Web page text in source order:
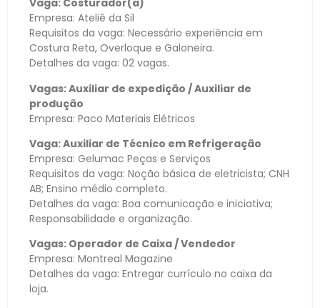
Vaga: Costurador(a)
Empresa: Ateliê da Sil
Requisitos da vaga: Necessário experiência em
Costura Reta, Overloque e Galoneira.
Detalhes da vaga: 02 vagas.
Vagas: Auxiliar de expedição / Auxiliar de
produção
Empresa: Paco Materiais Elétricos
Vaga: Auxiliar de Técnico em Refrigeração
Empresa: Gelumac Peças e Serviços
Requisitos da vaga: Noção básica de eletricista; CNH
AB; Ensino médio completo.
Detalhes da vaga: Boa comunicação e iniciativa;
Responsabilidade e organização.
Vagas: Operador de Caixa / Vendedor
Empresa: Montreal Magazine
Detalhes da vaga: Entregar currículo no caixa da
loja.